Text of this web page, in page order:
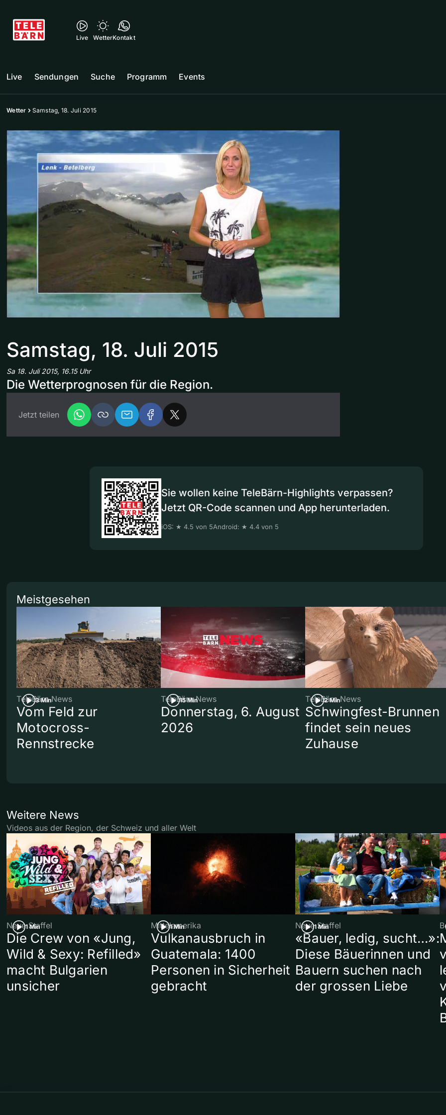
Live WetterKontakt
Live Sendungen Suche Programm Events
Wetter Samstag, 18. Juli 2015
Samstag, 18. Juli 2015
Sa 18. Juli 2015, 16.15 Uhr
Die Wetterprognosen für die Region.
Jetzt teilen
Sie wollen keine TeleBärn-Highlights verpassen?
Jetzt QR-Code scannen und App herunterladen.
iOS: ★ 4.5 von 5Android: ★ 4.4 von 5
Meistgesehen
3 Min
TeleBärn News
Vom Feld zur
Motocross-
Rennstrecke
15 Min
TeleBärn News
Donnerstag, 6. August
2026
2 Min
TeleBärn News
Schwingfest-Brunnen
findet sein neues
Zuhause
Weitere News
Videos aus der Region, der Schweiz und aller Welt
1 Min
Neue Staffel
Die Crew von «Jung,
Wild & Sexy: Refilled»
macht Bulgarien
unsicher
1 Min
Mittelamerika
Vulkanausbruch in
Guatemala: 1400
Personen in Sicherheit
gebracht
1 Min
Neue Staffel
«Bauer, ledig, sucht…»:
Diese Bäuerinnen und
Bauern suchen nach
der grossen Liebe